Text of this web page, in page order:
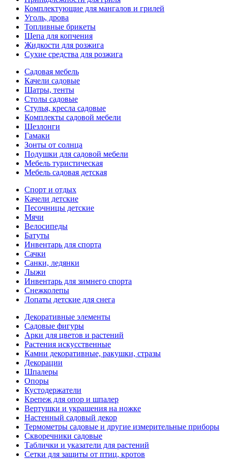
Комплектующие для мангалов и грилей
Уголь, дрова
Топливные брикеты
Щепа для копчения
Жидкости для розжига
Сухие средства для розжига
Садовая мебель
Качели садовые
Шатры, тенты
Столы садовые
Стулья, кресла садовые
Комплекты садовой мебели
Шезлонги
Гамаки
Зонты от солнца
Подушки для садовой мебели
Мебель туристическая
Мебель садовая детская
Спорт и отдых
Качели детские
Песочницы детские
Мячи
Велосипеды
Батуты
Инвентарь для спорта
Сачки
Санки, ледянки
Лыжи
Инвентарь для зимнего спорта
Снежколепы
Лопаты детские для снега
Декоративные элементы
Садовые фигуры
Арки для цветов и растений
Растения искусственные
Камни декоративные, ракушки, стразы
Декорации
Шпалеры
Опоры
Кустодержатели
Крепеж для опор и шпалер
Вертушки и украшения на ножке
Настенный садовый декор
Термометры садовые и другие измерительные приборы
Скворечники садовые
Таблички и указатели для растений
Сетки для защиты от птиц, кротов